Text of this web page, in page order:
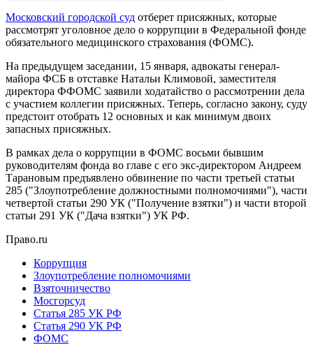
Московский городской суд отберет присяжных, которые
рассмотрят уголовное дело о коррупции в Федеральной фонде
обязательного медицинского страхования (ФОМС).
На предыдущем заседании, 15 января, адвокаты генерал-
майора ФСБ в отставке Натальи Климовой, заместителя
директора ФФОМС заявили ходатайство о рассмотрении дела
с участием коллегии присяжных. Теперь, согласно закону, суду
предстоит отобрать 12 основных и как минимум двоих
запасных присяжных.
В рамках дела о коррупции в ФОМС восьми бывшим
руководителям фонда во главе с его экс-директором Андреем
Тарановым предъявлено обвинение по части третьей статьи
285 ("Злоупотребление должностными полномочиями"), части
четвертой статьи 290 УК ("Получение взятки") и части второй
статьи 291 УК ("Дача взятки") УК РФ.
Право.ru
Коррупция
Злоупотребление полномочиями
Взяточничество
Мосгорсуд
Статья 285 УК РФ
Статья 290 УК РФ
ФОМС